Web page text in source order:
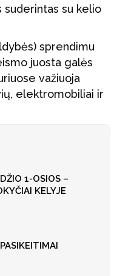
suderintas su kelio
sprendimu
juosta galės
važiuoja
elektromobiliai ir
1-OSIOS –
KELYJE